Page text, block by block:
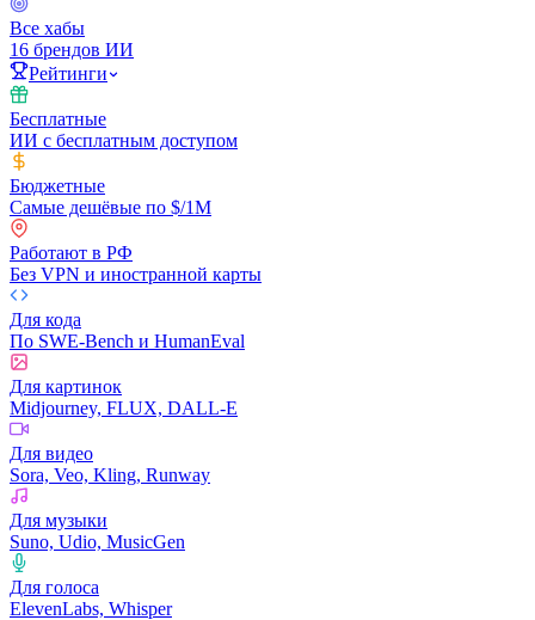
Все хабы
16 брендов ИИ
Рейтинги
Бесплатные
ИИ с бесплатным доступом
Бюджетные
Самые дешёвые по $/1M
Работают в РФ
Без VPN и иностранной карты
Для кода
По SWE-Bench и HumanEval
Для картинок
Midjourney, FLUX, DALL-E
Для видео
Sora, Veo, Kling, Runway
Для музыки
Suno, Udio, MusicGen
Для голоса
ElevenLabs, Whisper